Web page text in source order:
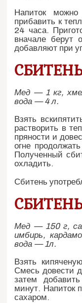
Напиток
прибавить к
24 часа.
вначале берут
добавляют при
Мед — 1 кг,
вода — 4 л.
Взять
растворить в
пряности и
огне
Полученный
охладить.
Сбитень
Мед — 150 г,
имбирь,
вода — 1л.
Взять
Смесь довести
затем
минут. Напиток
сахаром.